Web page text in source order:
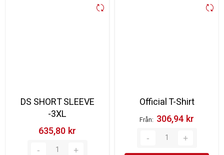
DS SHORT SLEEVE
-3XL
635,80 kr‎
Official T-Shirt
Från 306,94 kr‎